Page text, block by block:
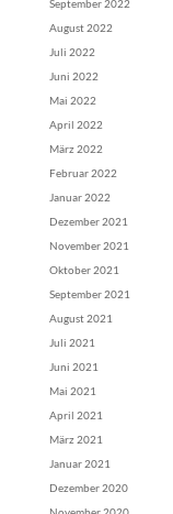
September 2022
August 2022
Juli 2022
Juni 2022
Mai 2022
April 2022
März 2022
Februar 2022
Januar 2022
Dezember 2021
November 2021
Oktober 2021
September 2021
August 2021
Juli 2021
Juni 2021
Mai 2021
April 2021
März 2021
Januar 2021
Dezember 2020